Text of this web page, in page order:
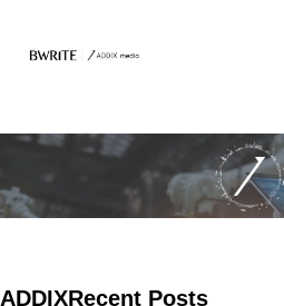
ADDIXRecent Posts